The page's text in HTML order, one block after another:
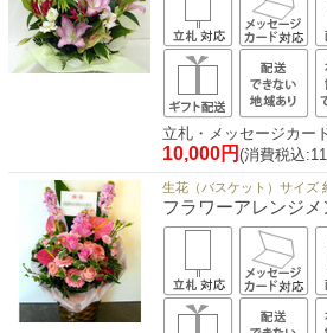
立札・メッセージカー
10,000円 (消費税込
生花（バスケット）サイズ
フラワーアレンジメ